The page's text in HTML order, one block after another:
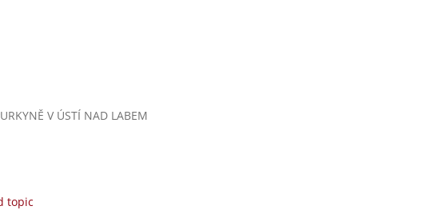
V ÚSTÍ NAD LABEM
topic